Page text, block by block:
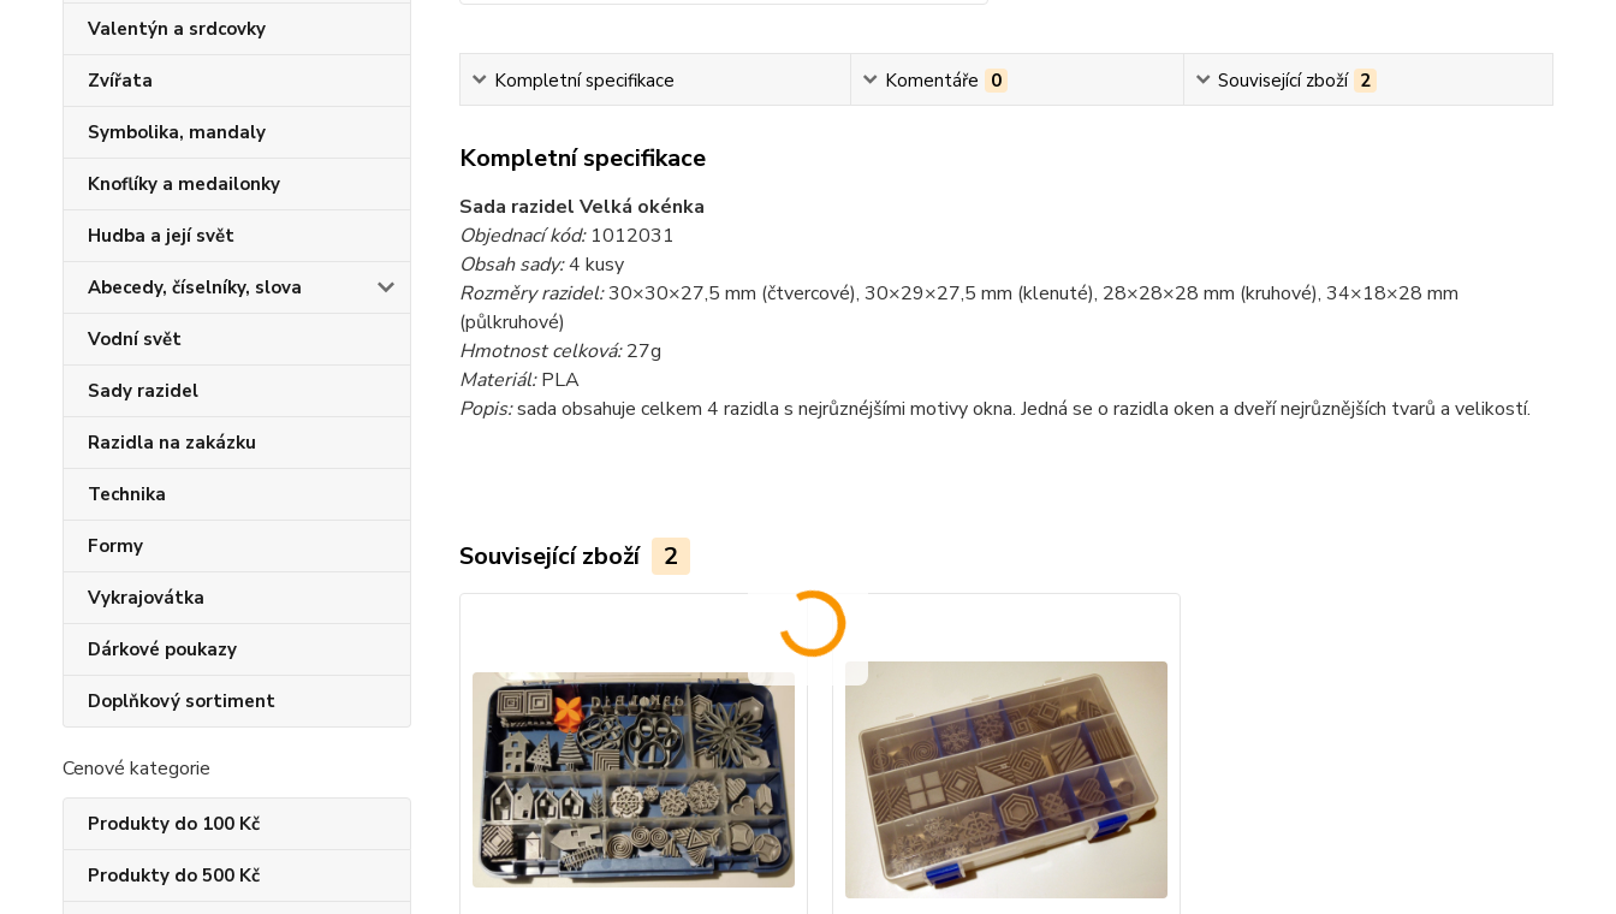
Valentýn a srdcovky
Zvířata
Symbolika, mandaly
Knoflíky a medailonky
Hudba a její svět
Abecedy, číselníky, slova
Vodní svět
Sady razidel
Razidla na zakázku
Technika
Formy
Vykrajovátka
Dárkové poukazy
Doplňkový sortiment
Cenové kategorie
Produkty do 100 Kč
Produkty do 500 Kč
Kompletní specifikace Komentáře 0 Související zboží 2
Kompletní specifikace
Sada razidel Velká okénka
Objednací kód:1012031
Obsah sady:4 kusy
Rozměry razidel:30×30×27,5 mm (čtvercové), 30×29×27,5 mm (klenuté), 28×28×28 mm (kruhové), 34×18×28 mm
(půlkruhové)
Hmotnost celková:27g
Materiál:PLA
Popis:sada obsahuje celkem 4 razidla s nejrůznéjšími motivy okna. Jedná se o razidla oken a dveří nejrůznějších tvarů a velikostí.
Související zboží 2